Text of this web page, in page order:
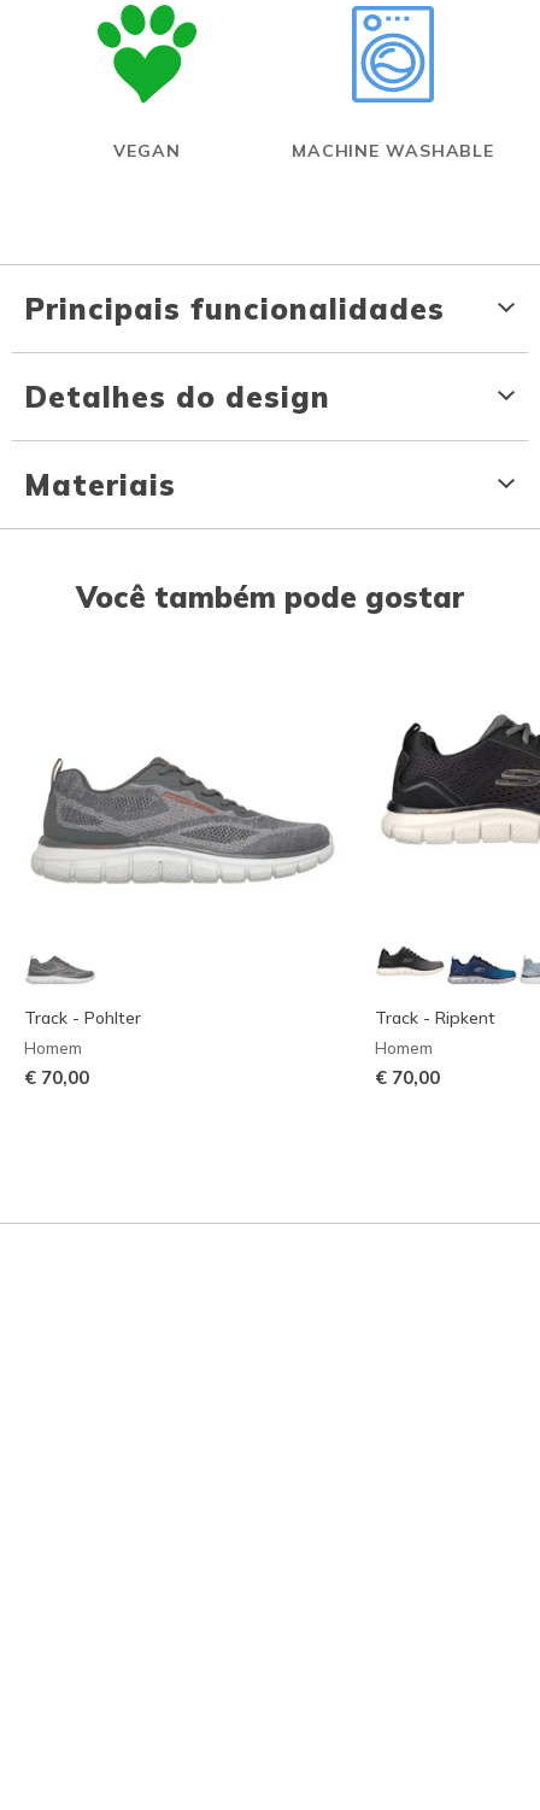
VEGAN MACHINE WASHABLE
Principais funcionalidades
Detalhes do design
Materiais
Você também pode gostar
Track - Pohlter
Homem
€ 70,00
Track - Ripkent
Homem
€ 70,00